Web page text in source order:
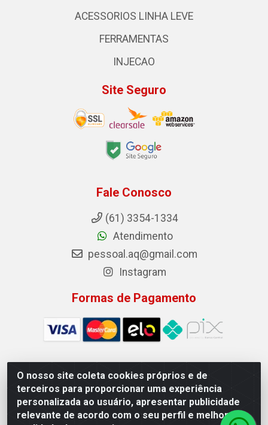
O nosso site coleta cookies próprios e de
terceiros para proporcionar uma experiência
personalizada ao usuário, apresentar publicidade
relevante de acordo com o seu perfil e melhorar a
ACESSORIOS LINHA LEVE
FERRAMENTAS
INJECAO
Site Seguro
Fale Conosco
(61) 3354-1334
Atendimento
pessoal.aq@gmail.com
Instagram
Formas de Pagamento
Auto Qualidade Comercio de Pecas LTDA - Quadra Qi 23, S/N,
Lote 05/06 - Taguatinga, Brasília/DF - CEP 72.135-230 - CNPJ
72.617.459/0001-40